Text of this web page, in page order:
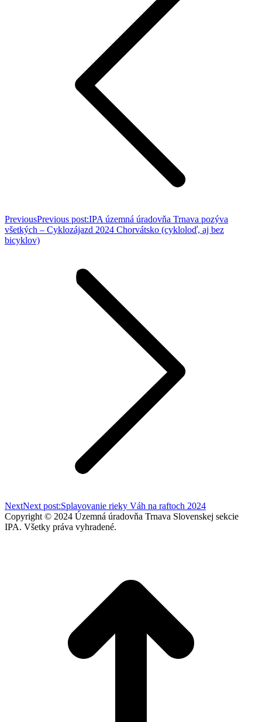
PreviousPrevious post:IPA územná úradovňa Trnava pozýva
všetkých – Cyklozájazd 2024 Chorvátsko (cykloloď, aj bez
bicyklov)
NextNext post:Splavovanie rieky Váh na raftoch 2024
Copyright © 2024 Územná úradovňa Trnava Slovenskej sekcie
IPA. Všetky práva vyhradené.